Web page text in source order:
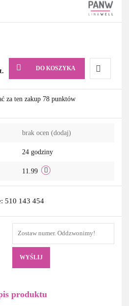
DO KOSZYKA
Do
za ten zakup 78 punktów
brak ocen (dodaj)
24 godziny
11.99
510 143 454
WYŚLIJ
produktu